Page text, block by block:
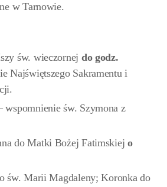
w Tarnowie.
św. wieczornej do godz.
Najświętszego Sakramentu i
wspomnienie św. Szymona z
do Matki Bożej Fatimskiejo
św. Marii Magdaleny; Koronka do